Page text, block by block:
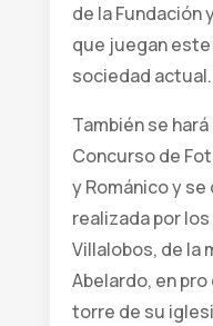
de la Fundación
que juegan
sociedad actual.
También se
Concurso de
y Románico y
realizada por
Villalobos, de la
Abelardo, en
torre de su